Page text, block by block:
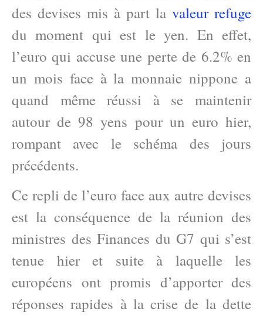
des devises mis à part la valeur refuge
du moment qui est le yen. En effet,
l’euro qui accuse une perte de 6.2% en
un mois face à la monnaie nippone a
quand même réussi à se maintenir
autour de 98 yens pour un euro hier,
rompant avec le schéma des jours
précédents.
Ce repli de l’euro face aux autre devises
est la conséquence de la réunion des
ministres des Finances du G7 qui s’est
tenue hier et suite à laquelle les
européens ont promis d’apporter des
réponses rapides à la crise de la dette